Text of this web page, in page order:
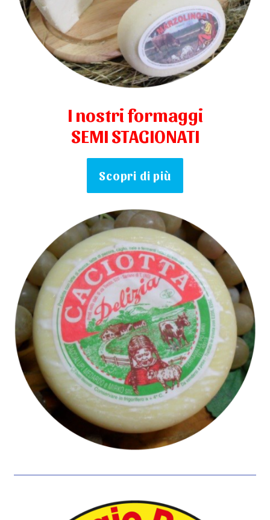
I nostri formaggi
SEMI STAGIONATI
Scopri di più